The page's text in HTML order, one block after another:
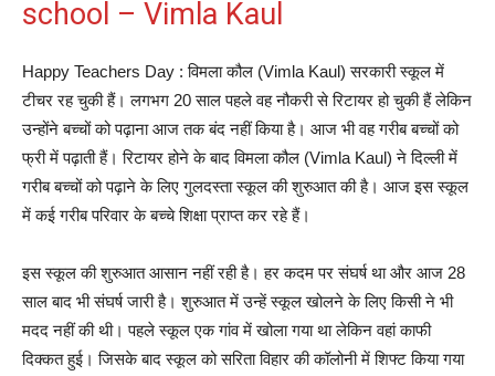
school – Vimla Kaul
Happy Teachers Day : विमला कौल (Vimla Kaul) सरकारी स्कूल में
टीचर रह चुकी हैं। लगभग 20 साल पहले वह नौकरी से रिटायर हो चुकी हैं लेकिन
उन्होंने बच्चों को पढ़ाना आज तक बंद नहीं किया है। आज भी वह गरीब बच्चों को
फ्री में पढ़ाती हैं। रिटायर होने के बाद विमला कौल (Vimla Kaul) ने दिल्ली में
गरीब बच्चों को पढ़ाने के लिए गुलदस्ता स्कूल की शुरुआत की है। आज इस स्कूल
में कई गरीब परिवार के बच्चे शिक्षा प्राप्त कर रहे हैं।
इस स्कूल की शुरुआत आसान नहीं रही है। हर कदम पर संघर्ष था और आज 28
साल बाद भी संघर्ष जारी है। शुरुआत में उन्हें स्कूल खोलने के लिए किसी ने भी
मदद नहीं की थी। पहले स्कूल एक गांव में खोला गया था लेकिन वहां काफी
दिक्कत हुई। जिसके बाद स्कूल को सरिता विहार की कॉलोनी में शिफ्ट किया गया